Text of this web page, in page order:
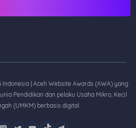
Indonesia | Aceh Website Awards (AWA) yang
Pendidikan dan pelaku Usaha Mikro, Kecil
(UMKM) berbasis digital.